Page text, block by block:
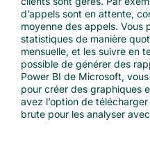
d’appels sont en attente,
moyenne des appels. Vous
statistiques de manière
mensuelle, et les suivre en
possible de générer des
Power BI de Microsoft,
pour créer des graphiques
avez l’option de
brute pour les analyser